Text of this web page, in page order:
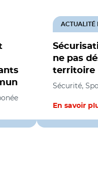
ne pas
territoire
ACTUALITÉ
Sécurité,
En savoir